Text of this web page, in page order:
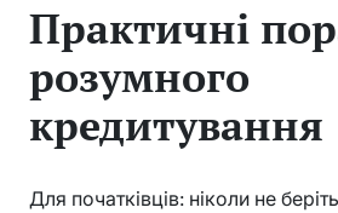
Практичні
розумного
кредитування
Для початківців: ніколи не